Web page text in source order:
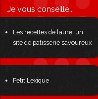
Je vous conseille...
Les recettes de laure, un
site de patisserie savoureux
Petit Lexique